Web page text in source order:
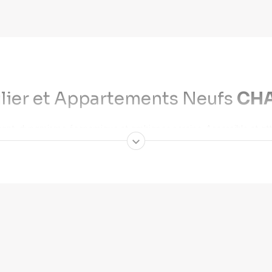
et Appartements Neufs
COGEDIM développe des programmes immobiliers